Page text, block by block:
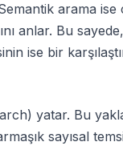
arama
anlar. Bu
ise bir
yatar. Bu
sayısal